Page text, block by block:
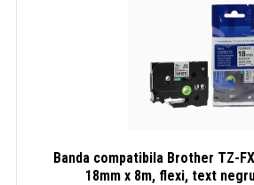
Banda compatibila Brother TZ-
18mm x 8m, flexi, text